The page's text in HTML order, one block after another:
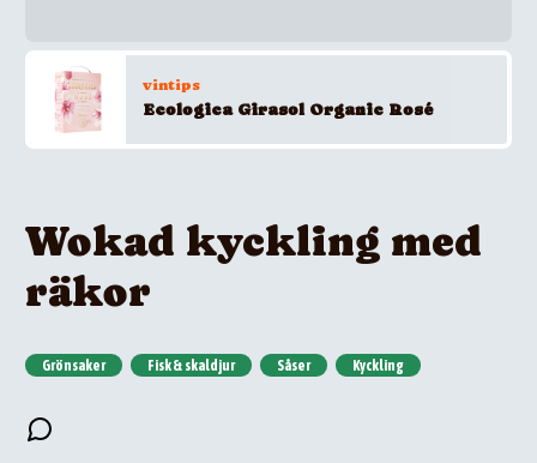
vintips
Ecologica Girasol Organic Rosé
Wokad kyckling med
räkor
Grönsaker Fisk & skaldjur Såser Kyckling